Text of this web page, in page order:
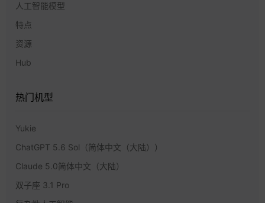
人工智能模型
特点
资源
Hub
热门机型
Yukie
ChatGPT 5.6 Sol（简体中文（大陆））
Claude 5.0简体中文（大陆）
双子座 3.1 Pro